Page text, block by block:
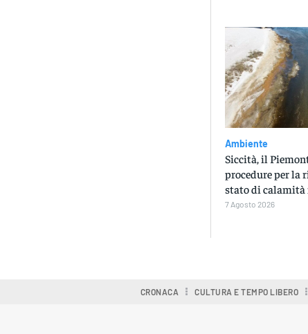
Ambiente
Siccità, il
procedure per la
stato di calamità
7 Agosto 2026
CRONACA CULTURA E TEMPO LIBERO